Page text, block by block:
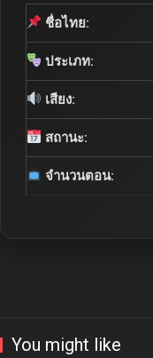
ชื่อไทย:
ประเภท:
เสียง:
สถานะ:
จำนวนตอน:
You might like